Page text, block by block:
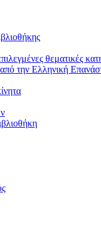
θεματικές
την Ελληνική